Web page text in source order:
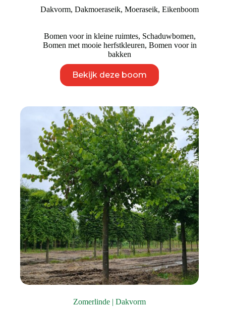
tot
Dakvorm,Dakmoeraseik,Moeraseik,Eikenboom
Bomen voor in kleine ruimtes, Schaduwbomen,
Bomen met mooie herfstkleuren, Bomen voor in
bakken
Bekijk deze boom
product
heeft
Deze
optie
kan
gekozen
worden
op
de
productpagina
Zomerlinde | Dakvorm